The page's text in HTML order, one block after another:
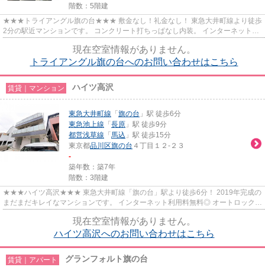
階数：5階建
★★★トライアングル旗の台★★★ 敷金なし！礼金なし！ 東急大井町線より徒歩
2分の駅近マンションです。 コンクリート打ちっぱなし内装。 インターネット無
現在空室情報がありません。
トライアングル旗の台へのお問い合わせはこちら
賃貸｜マンション ハイツ高沢
東急大井町線 「 旗の台 」駅 徒歩6分
東急池上線 「 長原 」駅 徒歩9分
都営浅草線 「 馬込 」駅 徒歩15分
東京都品川区旗の台 ４丁目１２-２３
-
築年数：築7年
階数：3階建
★★★ハイツ高沢★★★ 東急大井町線「旗の台」駅より徒歩6分！ 2019年完成の
まだまだキレイなマンションです。 インターネット利用料無料◎ オートロック、
現在空室情報がありません。
ハイツ高沢へのお問い合わせはこちら
賃貸｜アパート グランフォルト旗の台